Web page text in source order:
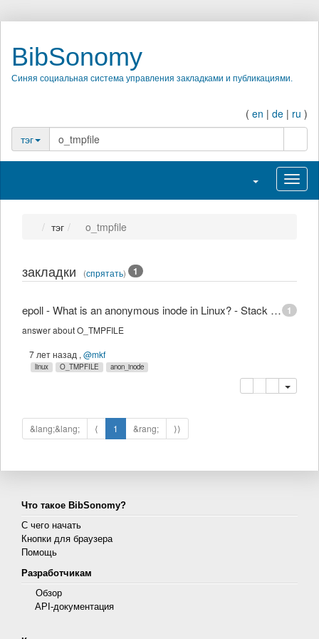
BibSonomy
Синяя социальная система управления закладками и публикациями.
( en | de | ru )
тэг
Переключить
тэг o_tmpfile
закладки (спрятать) 1
1
epoll - What is an anonymous inode in Linux? - Stack Overflow
answer about O_TMPFILE
7 лет назад , @mkf
linux O_TMPFILE anon_inode
копировать
удалить
&lang;&lang; ⟨ 1 &rang; ⟩⟩
Что такое BibSonomy?
С чего начать
Кнопки для браузера
Помощь
Разработчикам
Обзор
API-документация